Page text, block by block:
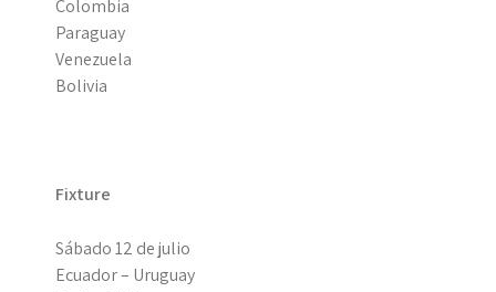
Colombia
Paraguay
Venezuela
Bolivia
Fixture
Sábado 12 de julio
Ecuador – Uruguay